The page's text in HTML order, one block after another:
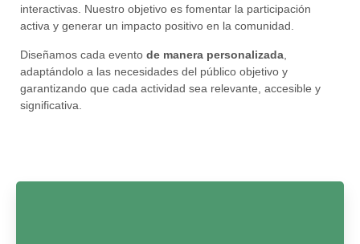
interactivas. Nuestro objetivo es fomentar la participación
activa y generar un impacto positivo en la comunidad.
Diseñamos cada evento de manera personalizada
adaptándolo a las necesidades del público objetivo y
garantizando que cada actividad sea relevante, accesible y
significativa.